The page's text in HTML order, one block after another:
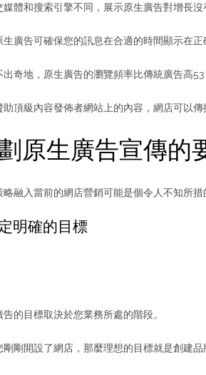
媒體和搜索引擎不同，展示原生廣告對增長
生廣告可確保您的訊息在合適的時間顯示在
出奇地，原生廣告的瀏覽頻率比傳統廣告高
助頂級內容發佈者網站上的內容，網店可以
原生廣告宣傳的
略融入當前的網店營銷可能是個令人不知所
明確的目標
告的目標取決於您業務所處的階段。
剛剛開設了網店，那麼理想的目標就是創建